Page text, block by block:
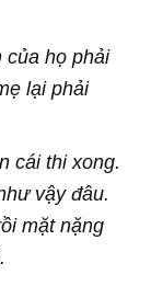
của họ phải
lại phải
cái thi xong.
vậy đâu.
mặt nặng